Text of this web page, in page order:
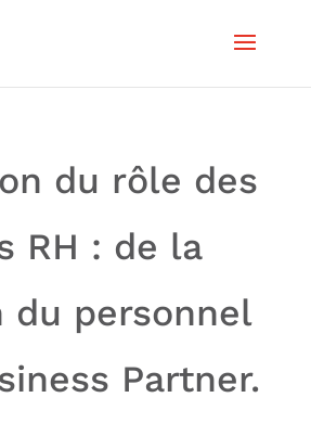
du rôle des
RH : de la
du personnel
Partner.